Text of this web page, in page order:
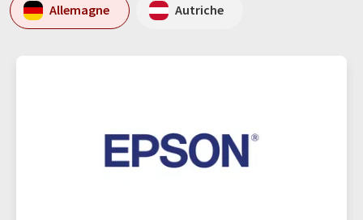
Allemagne Autriche